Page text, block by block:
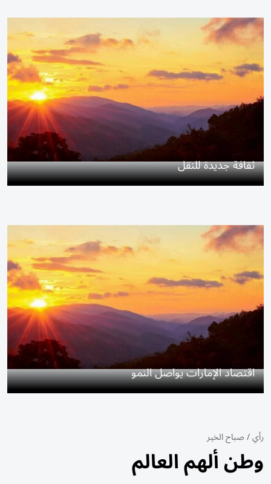
ثقافة جديدة للنقل
اقتصاد الإمارات يواصل النمو
رأي/صباح الخير
وطن ألهم العالم